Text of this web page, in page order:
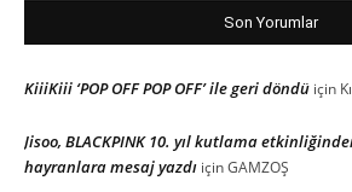
Son Yorumlar
KiiiKiii ‘POP OFF POP OFF’ ile geri döndü için
Jisoo, BLACKPINK 10. yıl kutlama
hayranlara mesaj yazdı içinGAMZOŞ